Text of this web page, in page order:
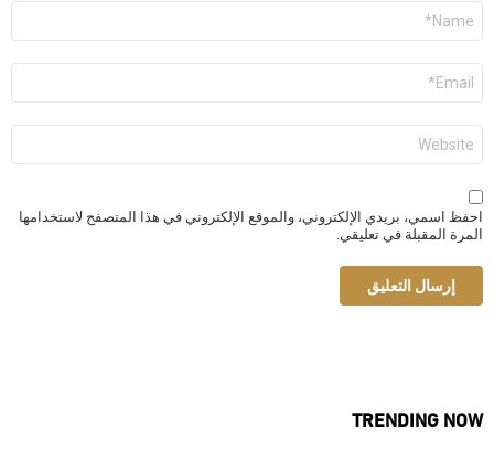
البريد
الإلكتروني
*
الموقع
الإلكتروني
احفظ اسمي، بريدي الإلكتروني، والموقع الإلكتروني في هذا المتصفح لاستخدامها
المرة المقبلة في تعليقي.
TRENDING NOW